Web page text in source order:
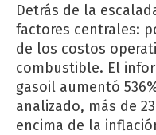
Detrás de la
factores centrales:
de los costos
combustible. El
gasoil aumentó
analizado, más de
encima de la